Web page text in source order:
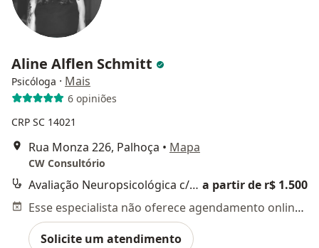
Aline Alflen Schmitt
Psicóloga · Mais
6 opiniões
CRP SC 14021
Rua Monza 226, Palhoça • Mapa
CW Consultório
Avaliação Neuropsicológica c/ laudo a partir de r$ 1.500
Esse especialista não oferece agendamento online para esse endereço.
Solicite um atendimento